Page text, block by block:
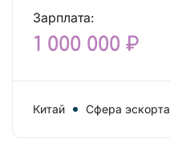
Зарплата:
1 000 000 ₽
Китай Сфера эскорта